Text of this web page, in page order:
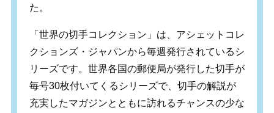
た。
「世界の切手コレクション」は、アシェットコレ
クションズ・ジャパンから毎週発行されているシ
リーズです。世界各国の郵便局が発行した切手が
毎号30枚付いてくるシリーズで、切手の解説が
充実したマガジンとともに訪れるチャンスの少な